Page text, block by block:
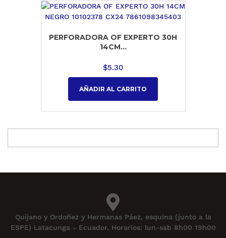
PERFORADORA OF EXPERTO 30H
14CM...
$5.30
AÑADIR AL CARRITO
Quijano y Ordoñez y Hermanas Páez, esquina (junto a la
ESPE) Latacunga - Ecuador. Horarios: lun-sab 8h00 19h00